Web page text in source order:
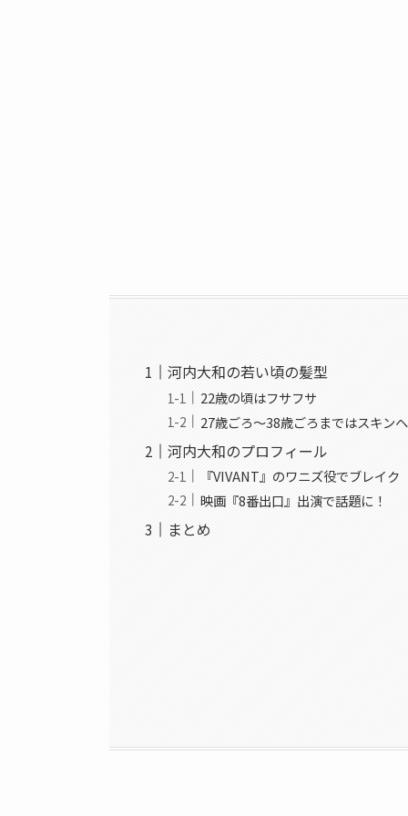
河内大和の若い頃の髪型
22歳の頃はフサフサ
27歳ごろ〜38歳ごろまではスキン
河内大和のプロフィール
『VIVANT』のワニズ役でブレイク
映画『8番出口』出演で話題に！
まとめ